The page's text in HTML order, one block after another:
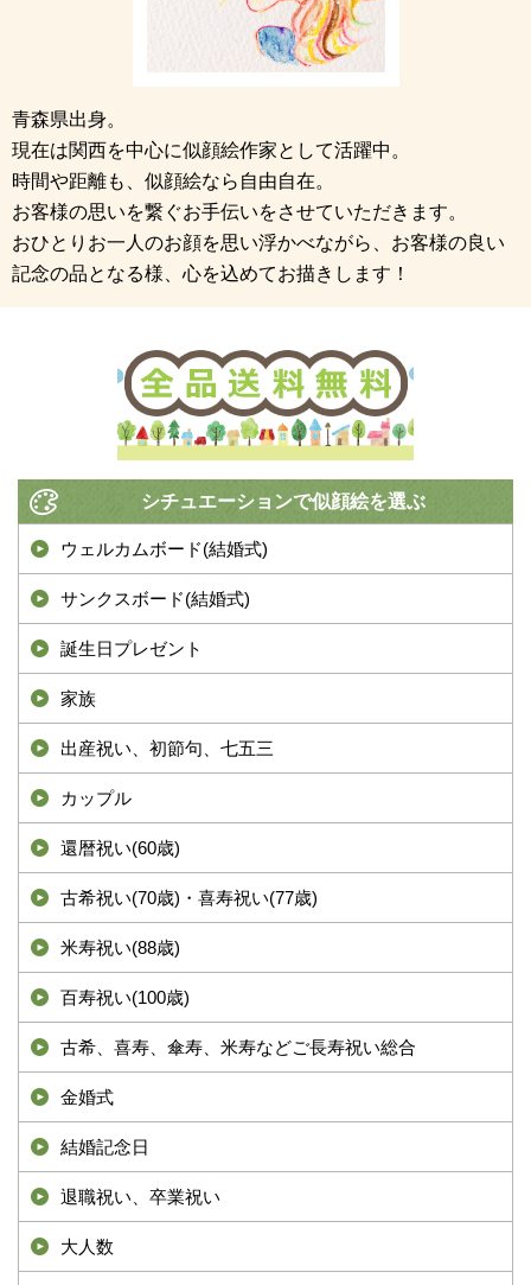
青森県出身。
現在は関西を中心に似顔絵作家として活躍中。
時間や距離も、似顔絵なら自由自在。
お客様の思いを繋ぐお手伝いをさせていただきます。
おひとりお一人のお顔を思い浮かべながら、お客様の良い
記念の品となる様、心を込めてお描きします！
シチュエーションで似顔絵を選ぶ
ウェルカムボード(結婚式)
サンクスボード(結婚式)
誕生日プレゼント
家族
出産祝い、初節句、七五三
カップル
還暦祝い(60歳)
古希祝い(70歳)・喜寿祝い(77歳)
米寿祝い(88歳)
百寿祝い(100歳)
古希、喜寿、傘寿、米寿などご長寿祝い総合
金婚式
結婚記念日
退職祝い、卒業祝い
大人数